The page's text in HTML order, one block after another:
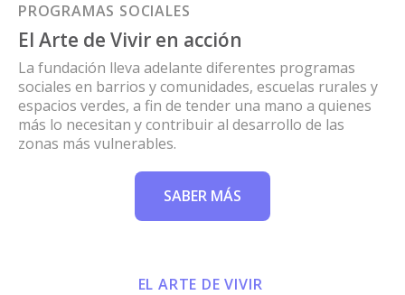
PROGRAMAS SOCIALES
El Arte de Vivir en acción
La fundación lleva adelante diferentes programas
sociales en barrios y comunidades, escuelas rurales y
espacios verdes, a fin de tender una mano a quienes
más lo necesitan y contribuir al desarrollo de las
zonas más vulnerables.
SABER MÁS
EL ARTE DE VIVIR